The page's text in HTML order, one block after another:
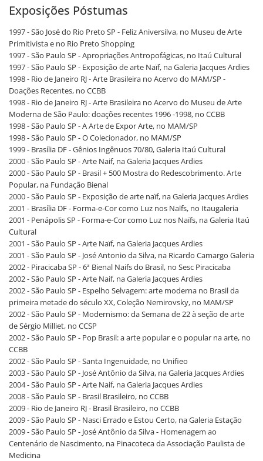
Exposições Póstumas
1997 - São José do Rio Preto SP - Feliz Aniversilva, no Museu de Arte
Primitivista e no Rio Preto Shopping
1997 - São Paulo SP - Apropriações Antropofágicas, no Itaú Cultural
1997 - São Paulo SP - Exposição de arte Naïf, na Galeria Jacques Ardies
1998 - Rio de Janeiro RJ - Arte Brasileira no Acervo do MAM/SP -
Doações Recentes, no CCBB
1998 - Rio de Janeiro RJ - Arte Brasileira no Acervo do Museu de Arte
Moderna de São Paulo: doações recentes 1996 -1998, no CCBB
1998 - São Paulo SP - A Arte de Expor Arte, no MAM/SP
1998 - São Paulo SP - O Colecionador, no MAM/SP
1999 - Brasília DF - Gênios Ingênuos 70/80, Galeria Itaú Cultural
2000 - São Paulo SP - Arte Naif, na Galeria Jacques Ardies
2000 - São Paulo SP - Brasil + 500 Mostra do Redescobrimento. Arte
Popular, na Fundação Bienal
2000 - São Paulo SP - Exposição de arte naïf, na Galeria Jacques Ardies
2001 - Brasília DF - Forma-e-Cor como Luz nos Naïfs, no Itaugaleria
2001 - Penápolis SP - Forma-e-Cor como Luz nos Naïfs, na Galeria Itaú
Cultural
2001 - São Paulo SP - Arte Naïf, na Galeria Jacques Ardies
2001 - São Paulo SP - José Antonio da Silva, na Ricardo Camargo Galeria
2002 - Piracicaba SP - 6ª Bienal Naifs do Brasil, no Sesc Piracicaba
2002 - São Paulo SP - Arte Naif, na Galeria Jacques Ardies
2002 - São Paulo SP - Espelho Selvagem: arte moderna no Brasil da
primeira metade do século XX, Coleção Nemirovsky, no MAM/SP
2002 - São Paulo SP - Modernismo: da Semana de 22 à seção de arte
de Sérgio Milliet, no CCSP
2002 - São Paulo SP - Pop Brasil: a arte popular e o popular na arte, no
CCBB
2002 - São Paulo SP - Santa Ingenuidade, no Unifieo
2003 - São Paulo SP - José Antônio da Silva, na Galeria Jacques Ardies
2004 - São Paulo SP - Arte Naif, na Galeria Jacques Ardies
2008 - São Paulo SP - Brasil Brasileiro, no CCBB
2009 - Rio de Janeiro RJ - Brasil Brasileiro, no CCBB
2009 - São Paulo SP - Nasci Errado e Estou Certo, na Galeria Estação
2009 - São Paulo SP - José Antônio da Silva - Homenagem ao
Centenário de Nascimento, na Pinacoteca da Associação Paulista de
Medicina